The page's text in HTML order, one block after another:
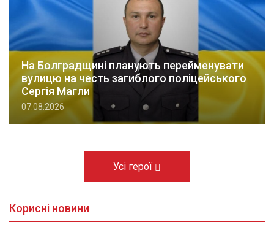
На Болградщині планують перейменувати
вулицю на честь загиблого поліцейського
Сергія Магли
07.08.2026
Усі герої
Корисні новини